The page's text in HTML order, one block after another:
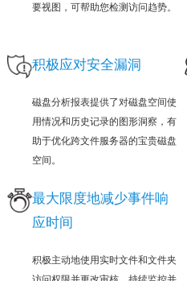
要视图，可帮助您检测访问趋势。
积极应对安全漏洞
磁盘分析报表提供了对磁盘空间使
用情况和历史记录的图形洞察，有
助于优化跨文件服务器的宝贵磁盘
空间。
最大限度地减少事件响
应时间
积极主动地使用实时文件和文件夹